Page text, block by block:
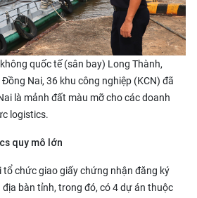
quốc tế (sân bay) Long Thành,
Nai, 36 khu công nghiệp (KCN) đã
là mảnh đất màu mỡ cho các doanh
logistics.
quy mô lớn
chức giao giấy chứng nhận đăng ký
bàn tỉnh, trong đó, có 4 dự án thuộc